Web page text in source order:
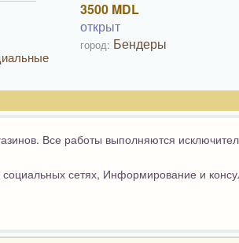
3500 MDL
открыт
город: Бендеры
Все работы выполняются
сетях, Информирование и